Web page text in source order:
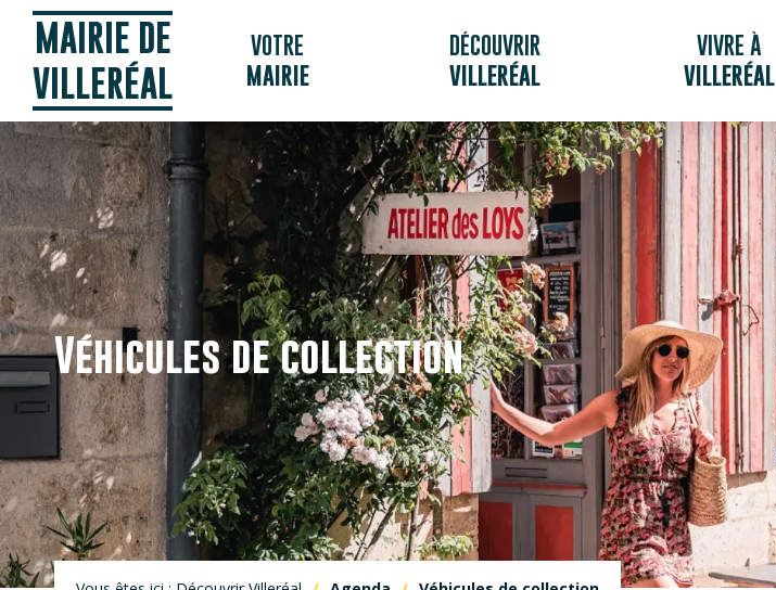
MAIRIE DE
VILLERÉAL
VOTRE
MAIRIE
DÉCOUVRIR
VILLERÉAL
VIVRE À
VILLERÉAL
Véhicules de collection
Panneau de gestion des cookies